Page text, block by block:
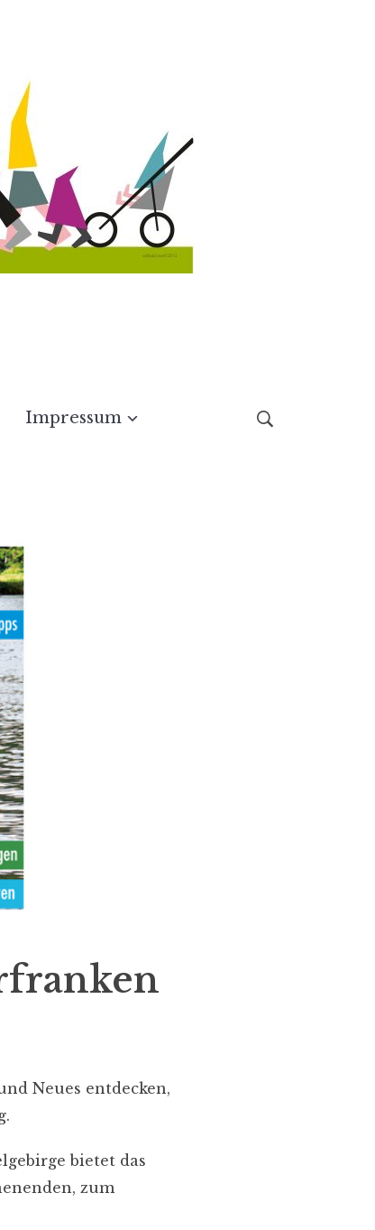
Impressum
Neues entdecken,
bietet das
zum